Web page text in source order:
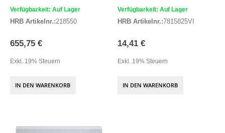
Verfügbarkeit: Auf Lager
HRB Artikelnr.:218550
655,75 €
Exkl. 19% Steuern
IN DEN WARENKORB
Verfügbarkeit: Auf Lager
HRB Artikelnr.:7815825VI
14,41 €
Exkl. 19% Steuern
IN DEN WARENKORB